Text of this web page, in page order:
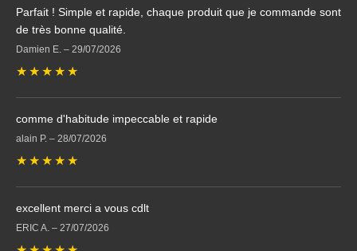
Parfait ! Simple et rapide, chaque produit que je commande sont
de très bonne qualité.
Damien E. – 29/07/2026
★ ★ ★ ★ ★
comme d'habitude impeccable et rapide
alain P. – 28/07/2026
★ ★ ★ ★ ★
excellent merci a vous cdlt
ERIC A. – 27/07/2026